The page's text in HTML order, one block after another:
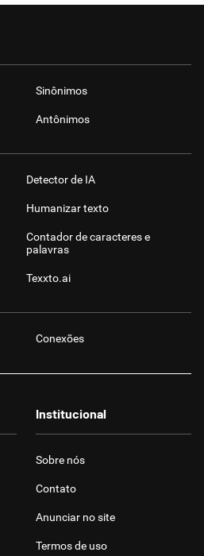
Sinônimos
Antônimos
Detector de IA
Humanizar texto
Contador de caracteres e
palavras
Texxto.ai
Conexões
Institucional
Sobre nós
Contato
Anunciar no site
Termos de uso